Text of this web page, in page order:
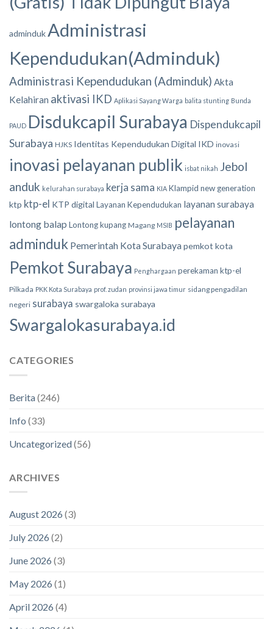
admindukAdministrasi
Kependudukan(Adminduk)
Administrasi Kependudukan (Adminduk) Akta
Kelahiran aktivasi IKD Aplikasi Sayang Warga balita stunting Bunda
PAUD Disdukcapil Surabaya Dispendukcapil
Surabaya HJKS Identitas Kependudukan Digital IKD inovasi
inovasi pelayanan publik isbat nikah Jebol
anduk kelurahan surabaya kerja sama KIA Klampid new generation
ktp ktp-el KTP digital Layanan Kependudukan layanan surabaya
lontong balap Lontong kupang Magang MSIB pelayanan
adminduk Pemerintah Kota Surabaya pemkot kota
Pemkot Surabaya Penghargaan perekaman ktp-el
Pilkada PKK Kota Surabaya prof. zudan provinsi jawa timur sidang pengadilan
negeri surabaya swargaloka surabaya
Swargalokasurabaya.id
CATEGORIES
Berita(246)
Info (33)
Uncategorized(56)
ARCHIVES
August 2026 (3)
July 2026 (2)
June 2026 (3)
May 2026 (1)
April 2026 (4)